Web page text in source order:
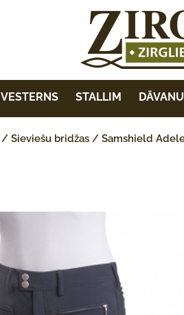
VESTERNS STALLIM
/ Sieviešu bridžas / Samshield